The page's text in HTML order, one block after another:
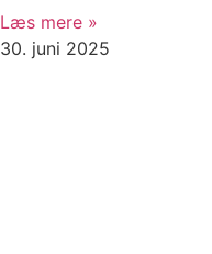
Læs mere »
30. juni 2025